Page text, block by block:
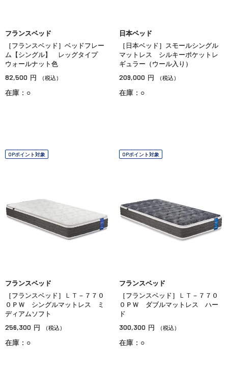
フランスベッド
［フランスベッド］ベッドフレー
ム【シングル】 レッグタイプ
ウォールナット色
82,500 円 （税込）
在庫：○
日本ベッド
［日本ベッド］スモールシングル
マットレス シルキーポケットレ
ギュラー（ウール入り）
209,000 円 （税込）
在庫：○
OPポイント対象
フランスベッド
［フランスベッド］ＬＴ－７７０
０ＰＷ シングルマットレス ミ
ディアムソフト
256,300 円 （税込）
在庫：○
OPポイント対象
フランスベッド
［フランスベッド］ＬＴ－７７０
０ＰＷ ダブルマットレス ハー
ド
300,300 円 （税込）
在庫：○